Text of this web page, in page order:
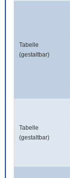
Tabelle
(gestaltbar)
Tabelle
(gestaltbar)